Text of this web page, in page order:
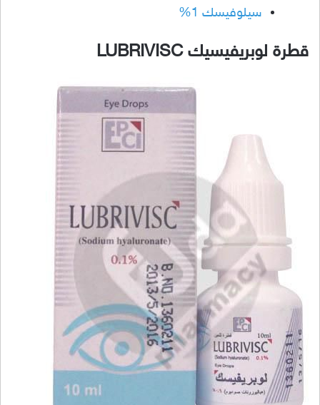
سيلوفيسك 1%
قطرة لوبريفيسيك LUBRIVISC